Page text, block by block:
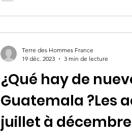
¿Qué hay de
Guatemala ?Les
juillet à décembre
Terre des Hommes France
19 déc. 2023
3 min de lecture